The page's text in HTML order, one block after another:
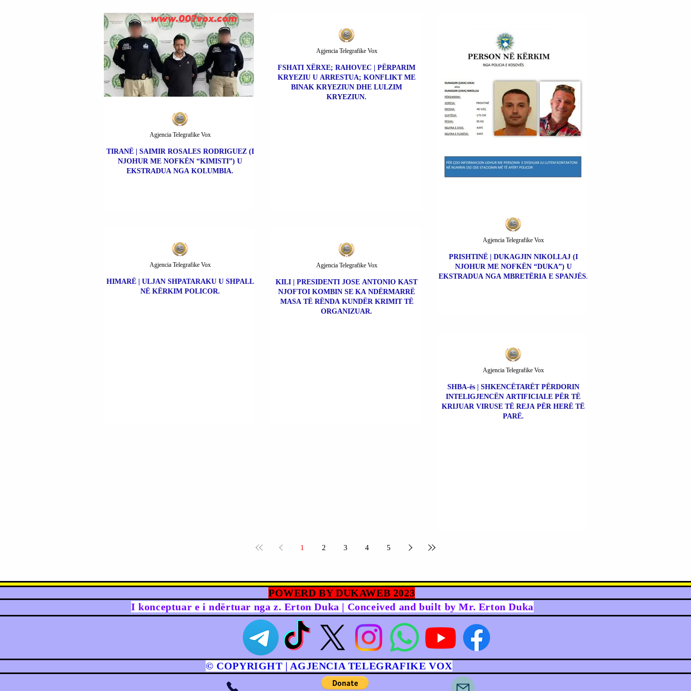
TIRANË | SAIMIR ROSALES RODRIGUEZ (I
NJOHUR ME NOFKËN “KIMISTI”) U
EKSTRADUA NGA KOLUMBIA.
Agjencia Telegrafike Vox
FSHATI XËRXE; RAHOVEC | PËRPARIM
KRYEZIU U ARRESTUA; KONFLIKT ME
BINAK KRYEZIUN DHE LULZIM
KRYEZIUN.
Agjencia Telegrafike Vox
PRISHTINË | DUKAGJIN NIKOLLAJ (I
NJOHUR ME NOFKËN “DUKA”) U
EKSTRADUA NGA MBRETËRIA E SPANJËS.
Agjencia Telegrafike Vox
HIMARË | ULJAN SHPATARAKU U SHPALL
NË KËRKIM POLICOR.
Agjencia Telegrafike Vox
KILI | PRESIDENTI JOSE ANTONIO KAST
NJOFTOI KOMBIN SE KA NDËRMARRË
MASA TË RËNDA KUNDËR KRIMIT TË
ORGANIZUAR.
Agjencia Telegrafike Vox
SHBA-ës | SHKENCËTARËT PËRDORIN
INTELIGJENCËN ARTIFICIALE PËR TË
KRIJUAR VIRUSE TË REJA PËR HERË TË
PARË.
Agjencia Telegrafike Vox
1 2 3 4 5
POWERD BY DUKAWEB 2023
I konceptuar e i ndërtuar nga z. Erton Duka | Conceived and built by Mr. Erton Duka
© COPYRIGHT | AGJENCIA TELEGRAFIKE VOX